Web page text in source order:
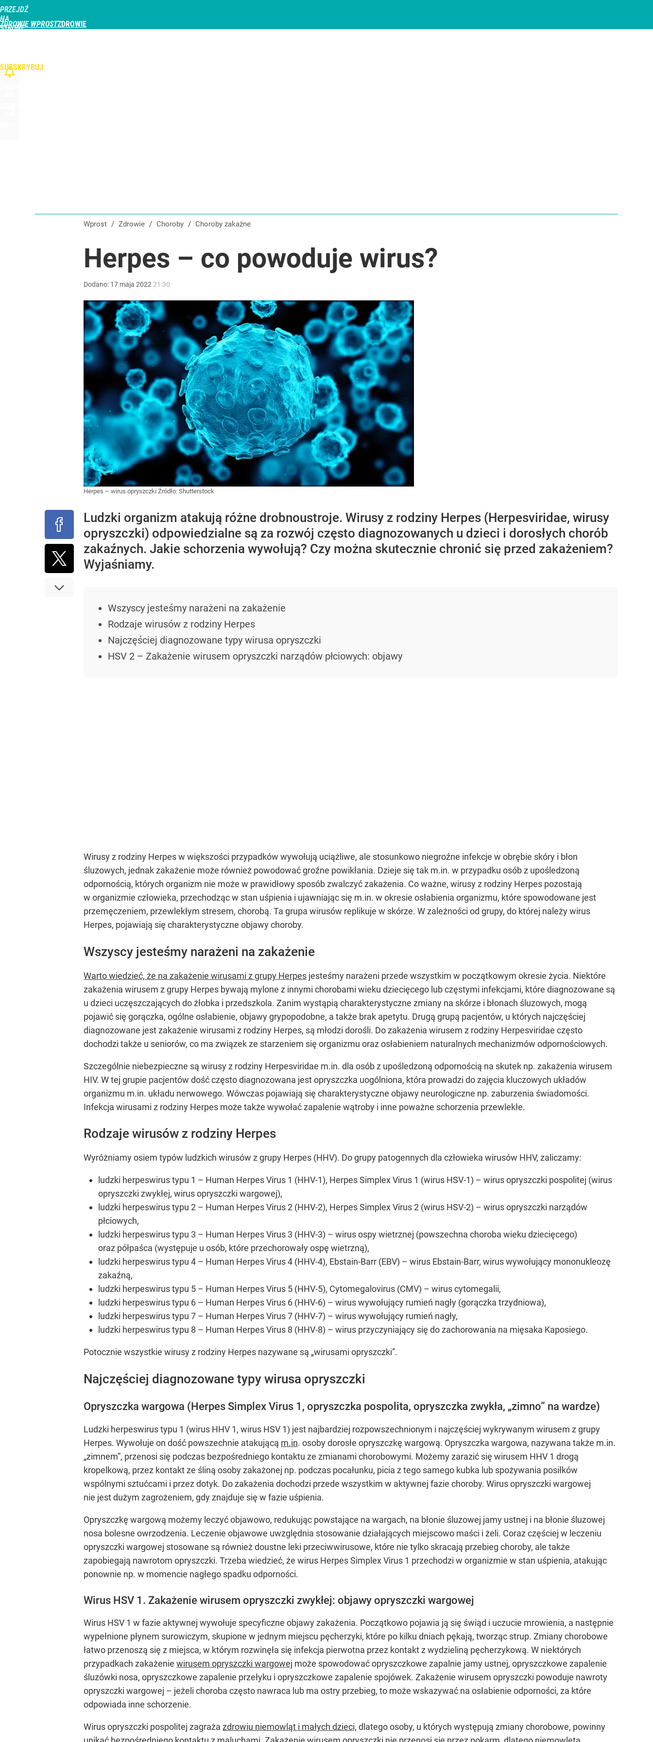
PRZEJDŹ
NA
STRONĘ
ZDROWIE WPROST
SUBSKRYBUJ
Wprost / Zdrowie / Choroby / Choroby zakaźne
Herpes – co powoduje wirus?
Dodano: 17 maja 2022 21:30
Herpes – wirus opryszczki Źródło: Shutterstock
Ludzki organizm atakują różne drobnoustroje. Wirusy z rodziny Herpes (Herpesviridae, wirusy
opryszczki) odpowiedzialne są za rozwój często diagnozowanych u dzieci i dorosłych chorób
zakaźnych. Jakie schorzenia wywołują? Czy można skutecznie chronić się przed zakażeniem?
Wyjaśniamy.
Wszyscy jesteśmy narażeni na zakażenie
Rodzaje wirusów z rodziny Herpes
Najczęściej diagnozowane typy wirusa opryszczki
HSV 2 – Zakażenie wirusem opryszczki narządów płciowych: objawy
Wirusy z rodziny Herpes w większości przypadków wywołują uciążliwe, ale stosunkowo niegroźne infekcje w obrębie skóry i błon
śluzowych, jednak zakażenie może również powodować groźne powikłania. Dzieje się tak m.in. w przypadku osób z upośledzoną
odpornością, których organizm nie może w prawidłowy sposób zwalczyć zakażenia. Co ważne, wirusy z rodziny Herpes pozostają
w organizmie człowieka, przechodząc w stan uśpienia i ujawniając się m.in. w okresie osłabienia organizmu, które spowodowane jest
przemęczeniem, przewlekłym stresem, chorobą. Ta grupa wirusów replikuje w skórze. W zależności od grupy, do której należy wirus
Herpes, pojawiają się charakterystyczne objawy choroby.
Wszyscy jesteśmy narażeni na zakażenie
Warto wiedzieć, że na zakażenie wirusami z grupy Herpes jesteśmy narażeni przede wszystkim w początkowym okresie życia. Niektóre
zakażenia wirusem z grupy Herpes bywają mylone z innymi chorobami wieku dziecięcego lub częstymi infekcjami, które diagnozowane są
u dzieci uczęszczających do żłobka i przedszkola. Zanim wystąpią charakterystyczne zmiany na skórze i błonach śluzowych, mogą
pojawić się gorączka, ogólne osłabienie, objawy grypopodobne, a także brak apetytu. Drugą grupą pacjentów, u których najczęściej
diagnozowane jest zakażenie wirusami z rodziny Herpes, są młodzi dorośli. Do zakażenia wirusem z rodziny Herpesviridae często
dochodzi także u seniorów, co ma związek ze starzeniem się organizmu oraz osłabieniem naturalnych mechanizmów odpornościowych.
Szczególnie niebezpieczne są wirusy z rodziny Herpesviridae m.in. dla osób z upośledzoną odpornością na skutek np. zakażenia wirusem
HIV. W tej grupie pacjentów dość często diagnozowana jest opryszczka uogólniona, która prowadzi do zajęcia kluczowych układów
organizmu m.in. układu nerwowego. Wówczas pojawiają się charakterystyczne objawy neurologiczne np. zaburzenia świadomości.
Infekcja wirusami z rodziny Herpes może także wywołać zapalenie wątroby i inne poważne schorzenia przewlekłe.
Rodzaje wirusów z rodziny Herpes
Wyróżniamy osiem typów ludzkich wirusów z grupy Herpes (HHV). Do grupy patogennych dla człowieka wirusów HHV, zaliczamy:
ludzki herpeswirus typu 1 – Human Herpes Virus 1 (HHV-1), Herpes Simplex Virus 1 (wirus HSV-1) – wirus opryszczki pospolitej (wirus
opryszczki zwykłej, wirus opryszczki wargowej),
ludzki herpeswirus typu 2 – Human Herpes Virus 2 (HHV-2), Herpes Simplex Virus 2 (wirus HSV-2) – wirus opryszczki narządów
płciowych,
ludzki herpeswirus typu 3 – Human Herpes Virus 3 (HHV-3) – wirus ospy wietrznej (powszechna choroba wieku dziecięcego)
oraz półpaśca (występuje u osób, które przechorowały ospę wietrzną),
ludzki herpeswirus typu 4 – Human Herpes Virus 4 (HHV-4), Ebstain-Barr (EBV) – wirus Ebstain-Barr, wirus wywołujący mononukleozę
zakaźną,
ludzki herpeswirus typu 5 – Human Herpes Virus 5 (HHV-5), Cytomegalovirus (CMV) – wirus cytomegalii,
ludzki herpeswirus typu 6 – Human Herpes Virus 6 (HHV-6) – wirus wywołujący rumień nagły (gorączka trzydniowa),
ludzki herpeswirus typu 7 – Human Herpes Virus 7 (HHV-7) – wirus wywołujący rumień nagły,
ludzki herpeswirus typu 8 – Human Herpes Virus 8 (HHV-8) – wirus przyczyniający się do zachorowania na mięsaka Kaposiego.
Potocznie wszystkie wirusy z rodziny Herpes nazywane są „wirusami opryszczki”.
Najczęściej diagnozowane typy wirusa opryszczki
Opryszczka wargowa (Herpes Simplex Virus 1, opryszczka pospolita, opryszczka zwykła, „zimno” na wardze)
Ludzki herpeswirus typu 1 (wirus HHV 1, wirus HSV 1) jest najbardziej rozpowszechnionym i najczęściej wykrywanym wirusem z grupy
Herpes. Wywołuje on dość powszechnie atakującą m.in. osoby dorosłe opryszczkę wargową. Opryszczka wargowa, nazywana także m.in.
„zimnem”, przenosi się podczas bezpośredniego kontaktu ze zmianami chorobowymi. Możemy zarazić się wirusem HHV 1 drogą
kropelkową, przez kontakt ze śliną osoby zakażonej np. podczas pocałunku, picia z tego samego kubka lub spożywania posiłków
wspólnymi sztućcami i przez dotyk. Do zakażenia dochodzi przede wszystkim w aktywnej fazie choroby. Wirus opryszczki wargowej
nie jest dużym zagrożeniem, gdy znajduje się w fazie uśpienia.
Opryszczkę wargową możemy leczyć objawowo, redukując powstające na wargach, na błonie śluzowej jamy ustnej i na błonie śluzowej
nosa bolesne owrzodzenia. Leczenie objawowe uwzględnia stosowanie działających miejscowo maści i żeli. Coraz częściej w leczeniu
opryszczki wargowej stosowane są również doustne leki przeciwwirusowe, które nie tylko skracają przebieg choroby, ale także
zapobiegają nawrotom opryszczki. Trzeba wiedzieć, że wirus Herpes Simplex Virus 1 przechodzi w organizmie w stan uśpienia, atakując
ponownie np. w momencie nagłego spadku odporności.
Wirus HSV 1. Zakażenie wirusem opryszczki zwykłej: objawy opryszczki wargowej
Wirus HSV 1 w fazie aktywnej wywołuje specyficzne objawy zakażenia. Początkowo pojawia ją się świąd i uczucie mrowienia, a następnie
wypełnione płynem surowiczym, skupione w jednym miejscu pęcherzyki, które po kilku dniach pękają, tworząc strup. Zmiany chorobowe
łatwo przenoszą się z miejsca, w którym rozwinęła się infekcja pierwotna przez kontakt z wydzieliną pęcherzykową. W niektórych
przypadkach zakażenie wirusem opryszczki wargowej może spowodować opryszczkowe zapalnie jamy ustnej, opryszczkowe zapalenie
śluzówki nosa, opryszczkowe zapalenie przełyku i opryszczkowe zapalenie spojówek. Zakażenie wirusem opryszczki powoduje nawroty
opryszczki wargowej – jeżeli choroba często nawraca lub ma ostry przebieg, to może wskazywać na osłabienie odporności, za które
odpowiada inne schorzenie.
Wirus opryszczki pospolitej zagraża zdrowiu niemowląt i małych dzieci, dlatego osoby, u których występują zmiany chorobowe, powinny